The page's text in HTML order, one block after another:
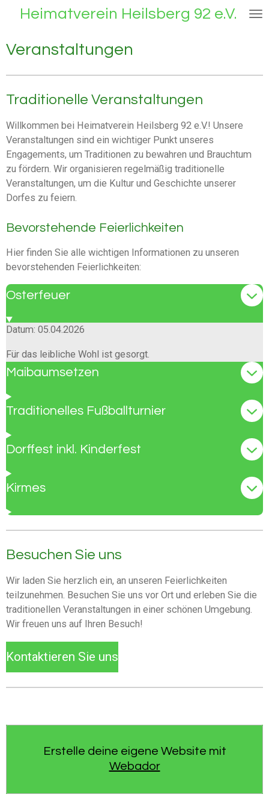
Zum
springen
Heimatverein Heilsberg 92 e.V.
Veranstaltungen
Traditionelle Veranstaltungen
Willkommen bei Heimatverein Heilsberg 92 e.V.! Unsere
Veranstaltungen sind ein wichtiger Punkt unseres
Engagements, um Traditionen zu bewahren und Brauchtum
zu fördern. Wir organisieren regelmäßig traditionelle
Veranstaltungen, um die Kultur und Geschichte unserer
Dorfes zu feiern.
Bevorstehende Feierlichkeiten
Hier finden Sie alle wichtigen Informationen zu unseren
bevorstehenden Feierlichkeiten:
Osterfeuer
Datum: 05.04.2026
Für das leibliche Wohl ist gesorgt.
Maibaumsetzen
Traditionelles Fußballturnier
Dorffest inkl. Kinderfest
Kirmes
Besuchen Sie uns
Wir laden Sie herzlich ein, an unseren Feierlichkeiten
teilzunehmen. Besuchen Sie uns vor Ort und erleben Sie die
traditionellen Veranstaltungen in einer schönen Umgebung.
Wir freuen uns auf Ihren Besuch!
Kontaktieren Sie uns
Erstelle deine eigene Website mit
Webador